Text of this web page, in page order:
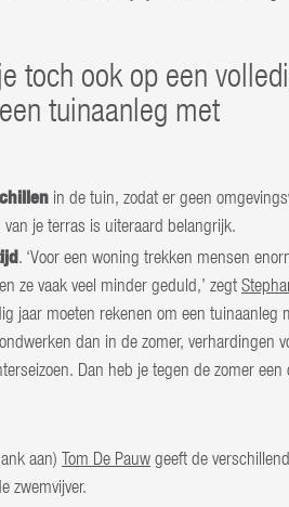
toch ook op een
tuinaanleg met
in de tuin, zodat er geen
je terras is uiteraard belangrijk.
. ‘Voor een woning trekken mensen
ze vaak veel minder geduld,’ zegt
jaar moeten rekenen om een tuinaanleg
dan in de zomer, verhardingen
Dan heb je tegen de zomer een
aan) Tom De Pauwgeeft de
zwemvijver.